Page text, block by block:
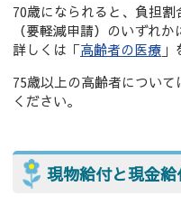
70歳になられると、負担
（要軽減申請）のいずれか
詳しくは「高齢者の医療
75歳以上の高齢者について
ください。
現物給付と現金給